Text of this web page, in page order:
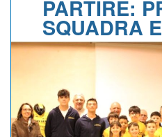
ALBI D'ORO
NEWSLETTER
PARTIRE:
SQUADRA